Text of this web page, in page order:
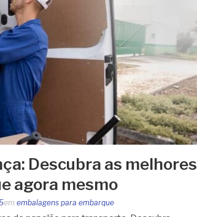
Descubra as melhores
agora mesmo
em embalagens para embarque